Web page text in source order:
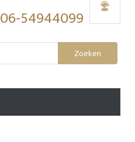
06-54944099
Zoeken